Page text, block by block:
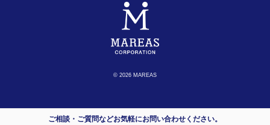
ご相談・ご質問などお気軽にお問い合わせください。
© 2026 MAREAS